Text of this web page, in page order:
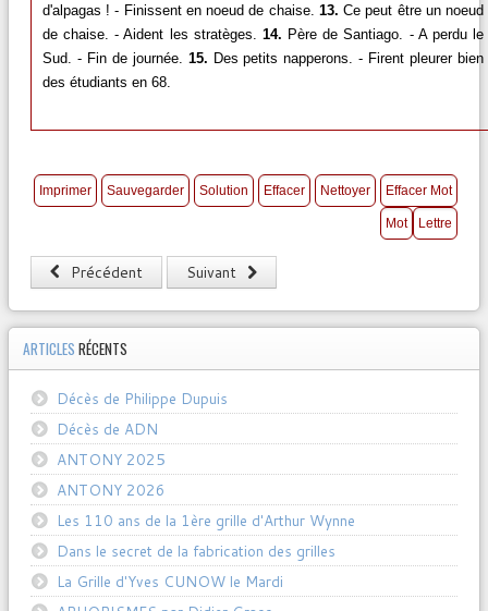
d'alpagas ! - Finissent en noeud de chaise. 13. Ce peut être un noeud
de chaise. - Aident les stratèges.
14. Père de Santiago. - A perdu le
Sud. - Fin de journée. 15. Des petits napperons. - Firent pleurer bien
des étudiants en 68.
Précédent Suivant
ARTICLES RÉCENTS
Décès de Philippe Dupuis
Décès de ADN
ANTONY 2025
ANTONY 2026
Les 110 ans de la 1ère grille d'Arthur Wynne
Dans le secret de la fabrication des grilles
La Grille d'Yves CUNOW le Mardi